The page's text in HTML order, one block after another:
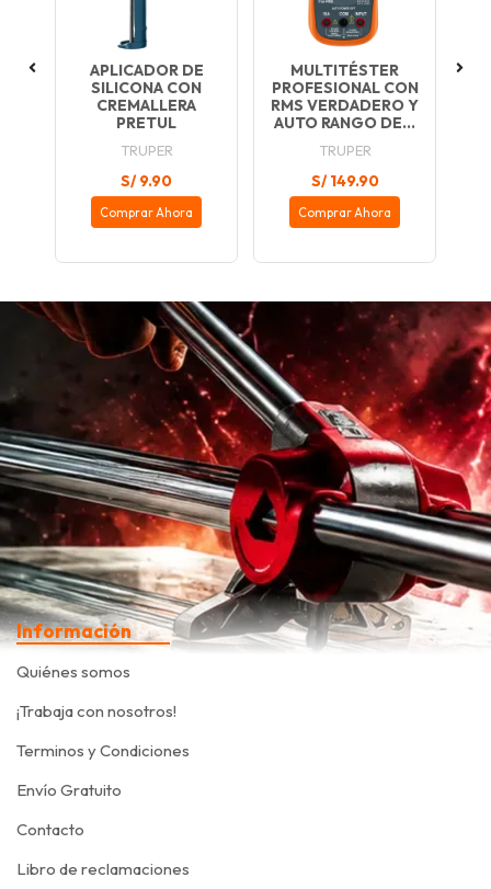
APLICADOR DE
SILICONA CON
CREMALLERA
PRETUL
TRUPER
S/ 9.90
Comprar Ahora
MULTITÉSTER
PROFESIONAL CON
RMS VERDADERO Y
AUTO RANGO DE...
TRUPER
S/ 149.90
Comprar Ahora
Información
Quiénes somos
¡Trabaja con nosotros!
Terminos y Condiciones
Envío Gratuito
Contacto
Libro de reclamaciones